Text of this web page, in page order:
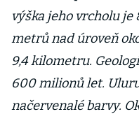
výška jeho vrcholu je
metrů nad úroveň
9,4 kilometru.
600 milionů let.
načervenalé barvy.